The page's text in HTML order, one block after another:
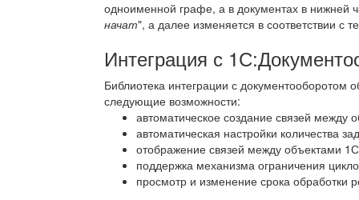
одноименной графе, а в документах в нижней
начат", а далее изменяется в соответствии с
Интеграция с
Библиотека интеграции с документооборотом
следующие возможности:
автоматическое создание связей между
автоматическая настройки количества
отображение связей между объектами
поддержка механизма ограничения
просмотр и изменение срока обработки